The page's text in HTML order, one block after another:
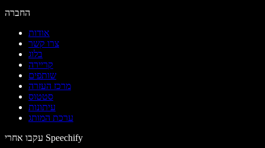
החברה
אודות
צרו קשר
בלוג
קריירה
שותפים
מרכז העזרה
סטטוס
עיתונות
ערכת המותג
עקבו אחרי Speechify